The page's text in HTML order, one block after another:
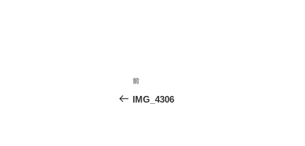
投
稿
前
の
前
IMG_4306